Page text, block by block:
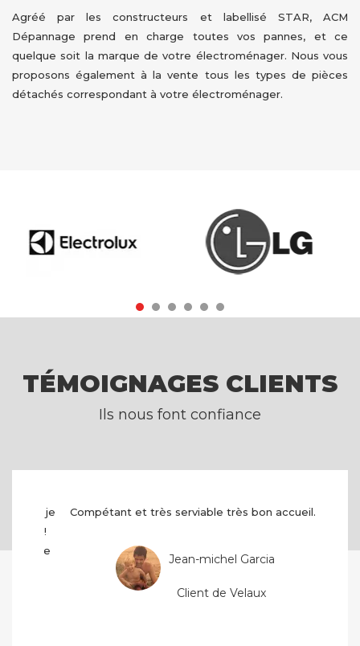
Agréé par les constructeurs et labellisé STAR, ACM
Dépannage prend en charge toutes vos pannes, et ce
quelque soit la marque de votre électroménager. Nous vous
proposons également à la vente tous les types de pièces
détachés correspondant à votre électroménager.
TÉMOIGNAGES CLIENTS
Ils nous font confiance
Compétant et très serviable très bon accueil...
Jean-michel Garcia
Client de Velaux